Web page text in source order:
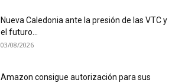
Nueva Caledonia ante la presión de las VTC y
el futuro...
03/08/2026
Amazon consigue autorización para sus